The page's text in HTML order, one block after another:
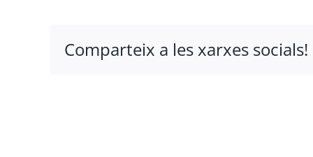
Comparteix a les xarxes socials!